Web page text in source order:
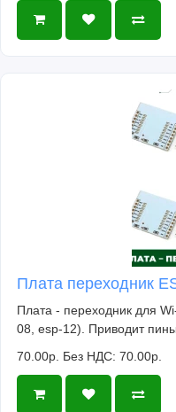
Плата переходник
Плата - переходник для
08, esp-12). Приводит пины
70.00р. Без НДС: 70.00р.